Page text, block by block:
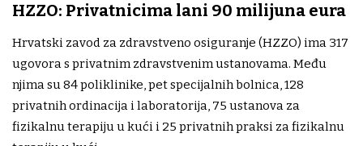
HZZO: Privatnicima lani 90 milijuna eura
Hrvatski zavod za zdravstveno osiguranje (HZZO) ima 317
ugovora s privatnim zdravstvenim ustanovama. Među
njima su 84 poliklinike, pet specijalnih bolnica, 128
privatnih ordinacija i laboratorija, 75 ustanova za
fizikalnu terapiju u kući i 25 privatnih praksi za fizikalnu